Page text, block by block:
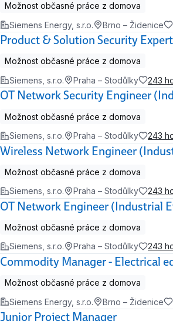
Možnost občasné práce z domova
Siemens Energy, s.r.o.
Brno – Židenice
Product & Solution Security
Možnost občasné práce z domova
Siemens, s.r.o.
Praha – Stodůlky 243
OT Network Security Engineer
Možnost občasné práce z domova
Siemens, s.r.o.
Praha – Stodůlky 243
Wireless Network Engineer
Možnost občasné práce z domova
Siemens, s.r.o.
Praha – Stodůlky 243
OT Network Engineer (Industrial
Možnost občasné práce z domova
Siemens, s.r.o.
Praha – Stodůlky 243
Commodity Manager - Electrical
Možnost občasné práce z domova
Siemens Energy, s.r.o.
Brno – Židenice
Junior Project Manager